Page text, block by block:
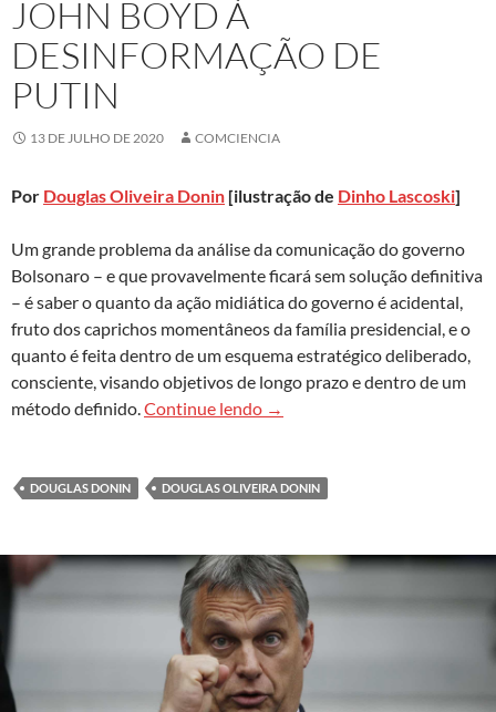
JOHN BOYD À
DESINFORMAÇÃO DE
PUTIN
13 DE JULHO DE 2020 COMCIENCIA
Por Douglas Oliveira Donin [ilustração de Dinho Lascoski]
Um grande problema da análise da comunicação do governo
Bolsonaro – e que provavelmente ficará sem solução definitiva
– é saber o quanto da ação midiática do governo é acidental,
fruto dos caprichos momentâneos da família presidencial, e o
quanto é feita dentro de um esquema estratégico deliberado,
consciente, visando objetivos de longo prazo e dentro de um
método definido.Continue lendo Comunicação de conflito
→
DOUGLAS DONIN DOUGLAS OLIVEIRA DONIN